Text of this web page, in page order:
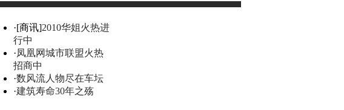
·[商讯]2010华姐火热进
行中
·凤凰网城市联盟火热
招商中
·数风流人物尽在车坛
·建筑寿命30年之殇